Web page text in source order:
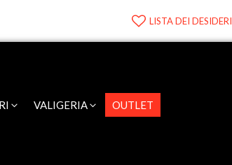
LISTA DEI DESIDERI
VALIGERIA OUTLET